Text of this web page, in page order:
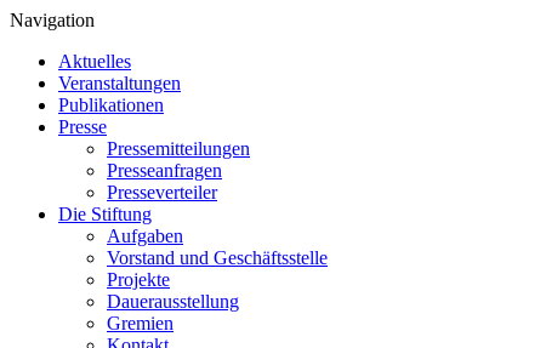
Navigation
Aktuelles
Veranstaltungen
Publikationen
Presse
Pressemitteilungen
Presseanfragen
Presseverteiler
Die Stiftung
Aufgaben
Vorstand und Geschäftsstelle
Projekte
Dauerausstellung
Gremien